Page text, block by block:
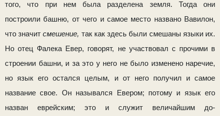
того, что при нем была разделена земля. Тогда они
построили башню, от чего и самое место названо Вавилон,
что значитсмешение, так как здесь были смешаны языки их.
Но отец Фалека Евер, говорят, не участвовал с прочими в
строении башни, и за это у него не было изме­нено наречие,
но язык его остался целым, и от него полу­чил и самое
название свое. Он назывался Евером; потому и язык его
назван еврейским; это и служит величайшим до­